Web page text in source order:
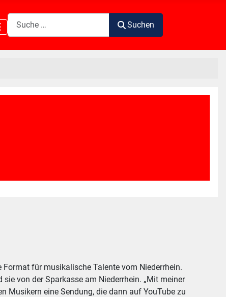
Suchen
Suchen
für musikalische Talente vom Niederrhein.
von der Sparkasse am Niederrhein. „Mit meiner
Musikern eine Sendung, die dann auf YouTube zu